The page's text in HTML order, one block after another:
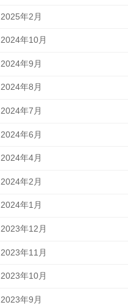
2025年2月
2024年10月
2024年9月
2024年8月
2024年7月
2024年6月
2024年4月
2024年2月
2024年1月
2023年12月
2023年11月
2023年10月
2023年9月